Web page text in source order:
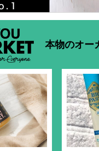
本物のオー